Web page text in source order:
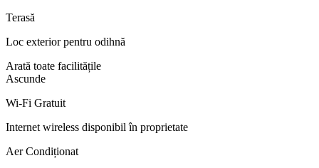
Terasă
Loc exterior pentru odihnă
Arată toate facilitățile
Ascunde
Wi-Fi Gratuit
Internet wireless disponibil în proprietate
Aer Condiționat